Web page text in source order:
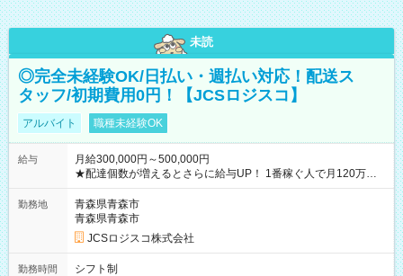
未読
◎完全未経験OK/日払い・週払い対応！配送ス
タッフ/初期費用0円！【JCSロジスコ】
アルバイト 職種未経験OK
給与
月給300,000円～500,000円
★配達個数が増えるとさらに給与UP！ 1番稼ぐ人で月120万ほ
ど！ ・主要都市エリア 月収55万円／週5日稼働 月収65万~112
万円／週6日稼働 ・地方郊外エリア 月収40万円／週5日稼働 月
収40万円~50万円／週6日稼働 ＜モデルイメージ＞ ■月収50万
円 (27歳男性/江東区在住)※元建築関係 1日150個配達×25日勤務
(日休み) ■月収80万円(43歳男性/墨田区在住)※元営業 1日200個
勤務地
青森県青森市
青森県青森市
JCSロジスコ株式会社
勤務時間
シフト制